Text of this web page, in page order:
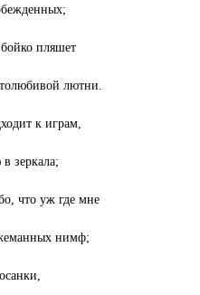
пляшет
лютни.
к играм,
зеркала;
что уж где мне
нимф;